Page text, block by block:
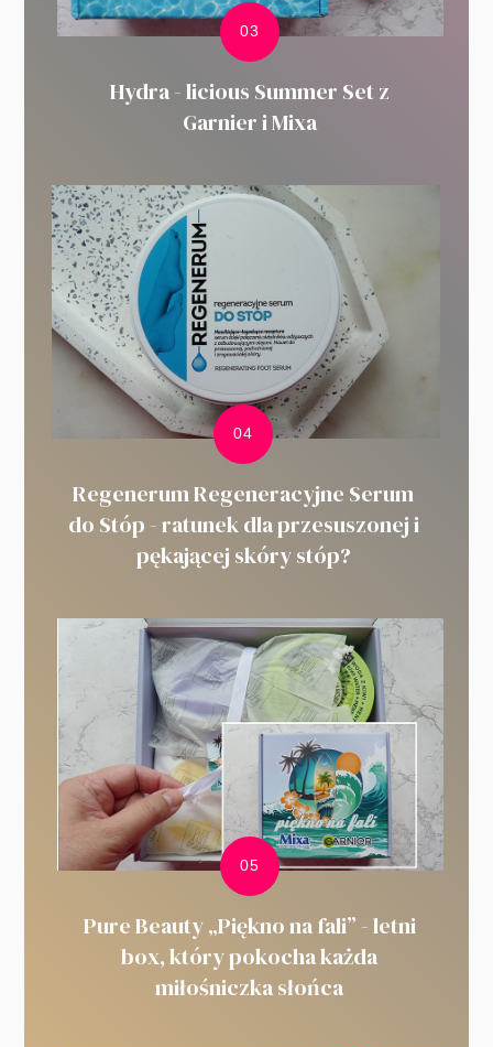
Hydra - licious Summer Set z
Garnier i Mixa
Regenerum Regeneracyjne Serum
do Stóp - ratunek dla przesuszonej i
pękającej skóry stóp?
Pure Beauty „Piękno na fali” - letni
box, który pokocha każda
miłośniczka słońca